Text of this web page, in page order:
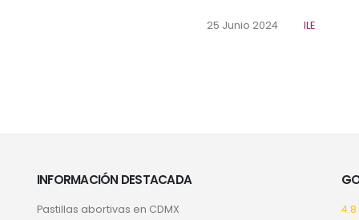
25 Junio 2024 ILE
INFORMACIÓN DESTACADA
Pastillas abortivas en CDMX
4.8